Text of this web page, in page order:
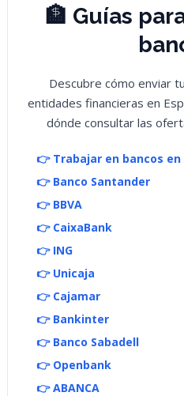
🏦 Guías
Descubre cómo enviar
entidades financieras en
dónde consultar las
👉 Trabajar en bancos en
👉 Banco Santander
👉 BBVA
👉 CaixaBank
👉 ING
👉 Unicaja
👉 Cajamar
👉 Bankinter
👉 Banco Sabadell
👉 Openbank
👉 ABANCA